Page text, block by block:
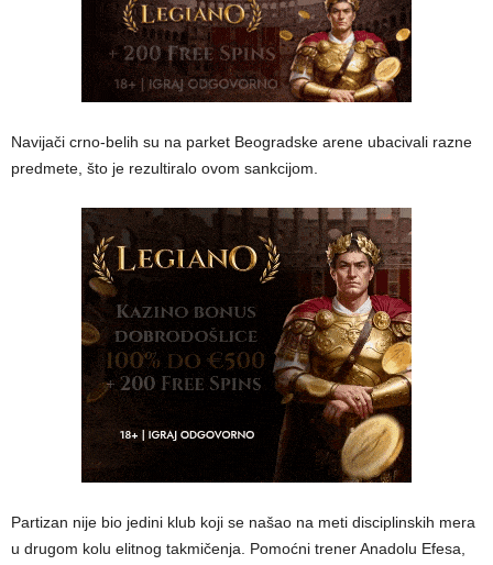
Navijači crno-belih su na parket Beogradske arene ubacivali razne
predmete, što je rezultiralo ovom sankcijom.
Partizan nije bio jedini klub koji se našao na meti disciplinskih mera
u drugom kolu elitnog takmičenja. Pomoćni trener Anadolu Efesa,